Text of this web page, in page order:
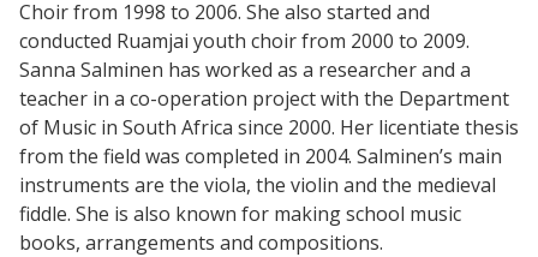
Choir from 1998 to 2006. She also started and
conducted Ruamjai youth choir from 2000 to 2009.
Sanna Salminen has worked as a researcher and a
teacher in a co-operation project with the Department
of Music in South Africa since 2000. Her licentiate thesis
from the field was completed in 2004. Salminen’s main
instruments are the viola, the violin and the medieval
fiddle. She is also known for making school music
books, arrangements and compositions.